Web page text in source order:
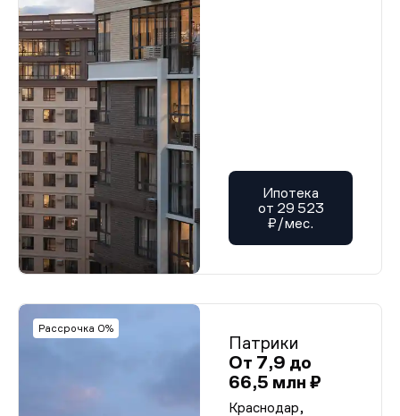
Ипотека
от 29 523
₽/мес.
Рассрочка 0%
Патрики
От 7,9 до
66,5 млн ₽
Краснодар,